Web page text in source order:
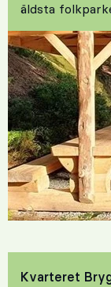
äldsta
Kvarteret